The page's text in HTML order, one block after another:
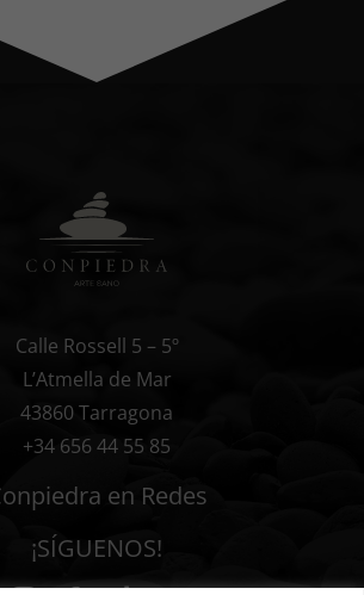
Calle Rossell 5 – 5º
L’Atmella de Mar
43860 Tarragona
+34 656 44 55 85
en Redes
¡SÍGUENOS!